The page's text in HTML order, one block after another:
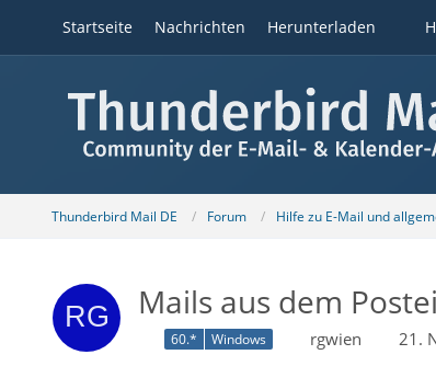
Startseite Nachrichten Herunterladen
Thunderbird Mail DE Forum Hilfe zu E-Mail und
Mails aus dem
60.* Windows rgwien 21.